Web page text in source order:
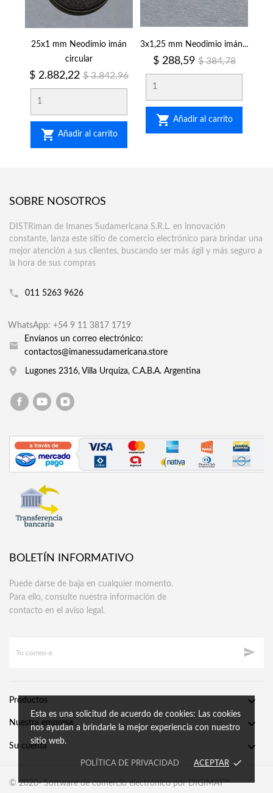
25x1 mm Neodimio imán
circular
Precio
$ 2.882,22 Precio
regular
$ 3.842,96
 Añadir al carrito
3x1,25 mm Neodimio imán...
Precio
$ 288,59 Precio
regular
$ 384,78
 Añadir al carrito
SOBRE NOSOTROS
DISTRiman de Imanes Sudamericana S.R.L. en innovación
constante, lanza este sitio de comercio electrónico para brindar una
mejor atención a sus clientes, buscando ser más ágil y más seguro a
la hora de sus compras
011 5263 9626
WhatsApp: +54 9 11 3817 1719
Envíanos un correo electrónico:
contactos@imanessudamericana.store
Lugones 2316, Villa Urquiza, C.A.B.A. Argentina
BOLETÍN INFORMATIVO
Puede darse de baja en cualquier momento.
Para ello, consulte nuestra información de
contacto en el aviso legal.

Productos 
Nuestra empresa 
Su cuenta 
Esta es una solicitud de acuerdo de cookies: Las cookies
nos ayudan a brindarle la mejor experiencia con nuestro
sitio web.
POLÍTICA DE PRIVACIDAD ACEPTAR done
© 2020- Software de comercio electrónico por DIGIMAT™